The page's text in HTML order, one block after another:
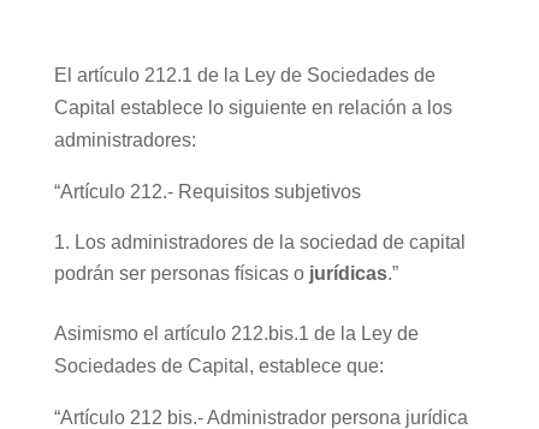
El artículo 212.1 de la Ley de Sociedades de
Capital establece lo siguiente en relación a los
administradores:
“Artículo 212.- Requisitos subjetivos
Los administradores de la sociedad de capital
podrán ser personas físicas o jurídicas.”
Asimismo el artículo 212.bis.1 de la Ley de
Sociedades de Capital, establece que:
“Artículo 212 bis.- Administrador persona jurídica